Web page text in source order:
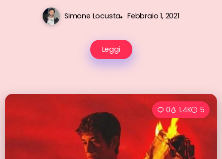
Simone Locusta Febbraio 1, 2021
Leggi
0 1.4K 5